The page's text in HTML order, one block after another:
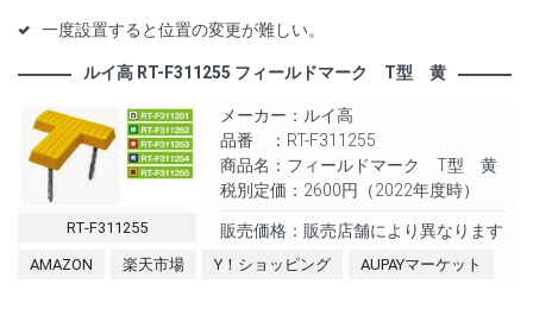
一度設置すると位置の変更が難しい。
ルイ高 RT-F311255 フィールドマーク T型 黄
RT-F311255
メーカー：ルイ高
品番 ：RT-F311255
商品名：フィールドマーク T型 黄
税別定価：2600円（2022年度時）
販売価格：販売店舗により異なります
AMAZON 楽天市場 Y！ショッピング AUPAYマーケット